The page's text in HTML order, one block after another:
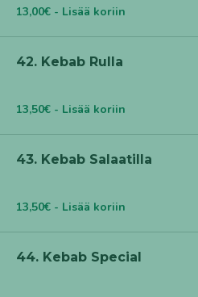
13,00€ - Lisää koriin
42. Kebab Rulla
13,50€ - Lisää koriin
43. Kebab Salaatilla
13,50€ - Lisää koriin
44. Kebab Special